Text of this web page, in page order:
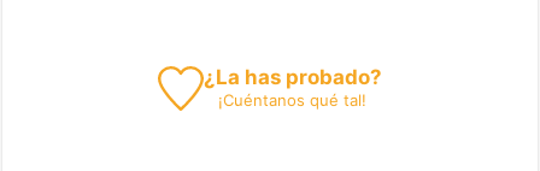
¿La has probado?
¡Cuéntanos qué tal!